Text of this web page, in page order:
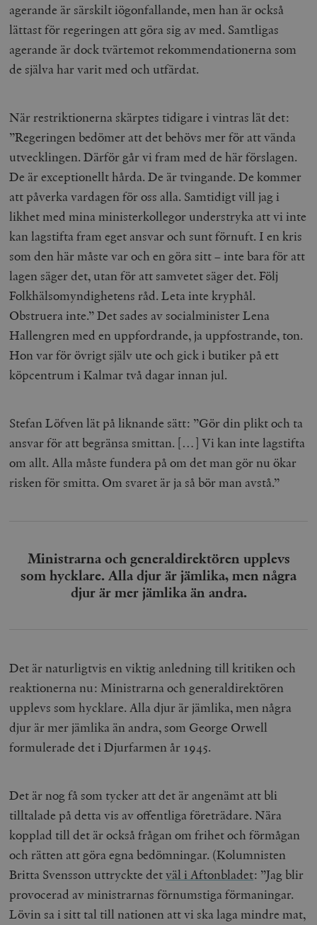
agerande är särskilt iögonfallande, men han är också
lättast för regeringen att göra sig av med. Samtligas
agerande är dock tvärtemot rekommendationerna som
de själva har varit med och utfärdat.
När restriktionerna skärptes tidigare i vintras lät det:
”Regeringen bedömer att det behövs mer för att vända
utvecklingen. Därför går vi fram med de här förslagen.
De är exceptionellt hårda. De är tvingande. De kommer
att påverka vardagen för oss alla. Samtidigt vill jag i
likhet med mina ministerkollegor understryka att vi inte
kan lagstifta fram eget ansvar och sunt förnuft. I en kris
som den här måste var och en göra sitt – inte bara för att
lagen säger det, utan för att samvetet säger det. Följ
Folkhälsomyndighetens råd. Leta inte kryphål.
Obstruera inte.” Det sades av socialminister Lena
Hallengren med en uppfordrande, ja uppfostrande, ton.
Hon var för övrigt själv ute och gick i butiker på ett
köpcentrum i Kalmar två dagar innan jul.
Stefan Löfven lät på liknande sätt: ”Gör din plikt och ta
ansvar för att begränsa smittan. […] Vi kan inte lagstifta
om allt. Alla måste fundera på om det man gör nu ökar
risken för smitta. Om svaret är ja så bör man avstå.”
Ministrarna och generaldirektören upplevs
som hycklare. Alla djur är jämlika, men några
djur är mer jämlika än andra.
Det är naturligtvis en viktig anledning till kritiken och
reaktionerna nu: Ministrarna och generaldirektören
upplevs som hycklare. Alla djur är jämlika, men några
djur är mer jämlika än andra, som George Orwell
formulerade det i Djurfarmen år 1945.
Det är nog få som tycker att det är angenämt att bli
tilltalade på detta vis av offentliga företrädare. Nära
kopplad till det är också frågan om frihet och förmågan
och rätten att göra egna bedömningar. (Kolumnisten
Britta Svensson uttryckte detväl i Aftonbladet: ”Jag blir
provocerad av ministrarnas förnumstiga förmaningar.
Lövin sa i sitt tal till nationen att vi ska laga mindre mat,